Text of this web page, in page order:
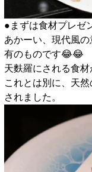
●まずは食材プレゼ
あかーい、現代風
有のものです😂😂
天麩羅にされる食
これとは別に、天
されました。